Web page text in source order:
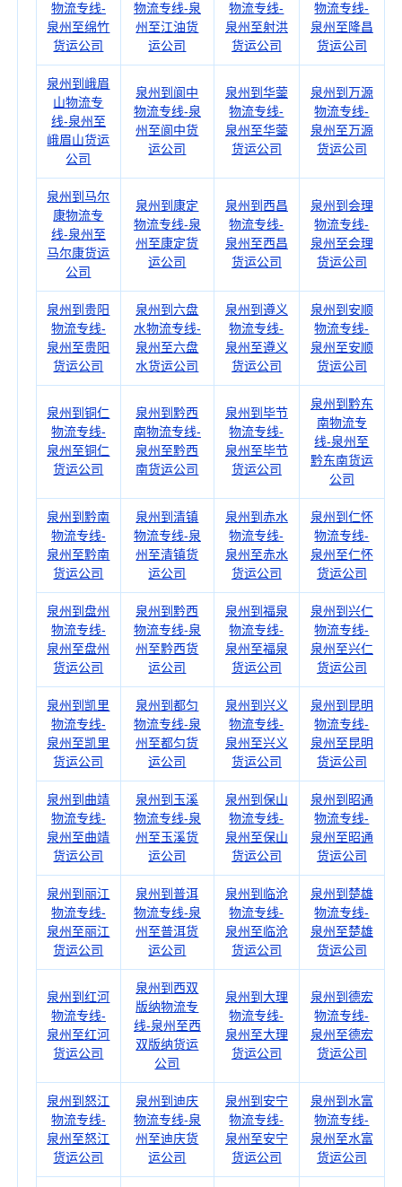
物流专线-
泉州至绵竹
货运公司
物流专线-泉
州至江油货
运公司
物流专线-
泉州至射洪
货运公司
物流专线-
泉州至隆昌
货运公司
泉州到峨眉
山物流专
线-泉州至
峨眉山货运
公司
泉州到阆中
物流专线-泉
州至阆中货
运公司
泉州到华蓥
物流专线-
泉州至华蓥
货运公司
泉州到万源
物流专线-
泉州至万源
货运公司
泉州到马尔
康物流专
线-泉州至
马尔康货运
公司
泉州到康定
物流专线-泉
州至康定货
运公司
泉州到西昌
物流专线-
泉州至西昌
货运公司
泉州到会理
物流专线-
泉州至会理
货运公司
泉州到贵阳
物流专线-
泉州至贵阳
货运公司
泉州到六盘
水物流专线-
泉州至六盘
水货运公司
泉州到遵义
物流专线-
泉州至遵义
货运公司
泉州到安顺
物流专线-
泉州至安顺
货运公司
泉州到铜仁
物流专线-
泉州至铜仁
货运公司
泉州到黔西
南物流专线-
泉州至黔西
南货运公司
泉州到毕节
物流专线-
泉州至毕节
货运公司
泉州到黔东
南物流专
线-泉州至
黔东南货运
公司
泉州到黔南
物流专线-
泉州至黔南
货运公司
泉州到清镇
物流专线-泉
州至清镇货
运公司
泉州到赤水
物流专线-
泉州至赤水
货运公司
泉州到仁怀
物流专线-
泉州至仁怀
货运公司
泉州到盘州
物流专线-
泉州至盘州
货运公司
泉州到黔西
物流专线-泉
州至黔西货
运公司
泉州到福泉
物流专线-
泉州至福泉
货运公司
泉州到兴仁
物流专线-
泉州至兴仁
货运公司
泉州到凯里
物流专线-
泉州至凯里
货运公司
泉州到都匀
物流专线-泉
州至都匀货
运公司
泉州到兴义
物流专线-
泉州至兴义
货运公司
泉州到昆明
物流专线-
泉州至昆明
货运公司
泉州到曲靖
物流专线-
泉州至曲靖
货运公司
泉州到玉溪
物流专线-泉
州至玉溪货
运公司
泉州到保山
物流专线-
泉州至保山
货运公司
泉州到昭通
物流专线-
泉州至昭通
货运公司
泉州到丽江
物流专线-
泉州至丽江
货运公司
泉州到普洱
物流专线-泉
州至普洱货
运公司
泉州到临沧
物流专线-
泉州至临沧
货运公司
泉州到楚雄
物流专线-
泉州至楚雄
货运公司
泉州到红河
物流专线-
泉州至红河
货运公司
泉州到西双
版纳物流专
线-泉州至西
双版纳货运
公司
泉州到大理
物流专线-
泉州至大理
货运公司
泉州到德宏
物流专线-
泉州至德宏
货运公司
泉州到怒江
物流专线-
泉州至怒江
货运公司
泉州到迪庆
物流专线-泉
州至迪庆货
运公司
泉州到安宁
物流专线-
泉州至安宁
货运公司
泉州到水富
物流专线-
泉州至水富
货运公司